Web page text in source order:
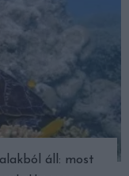
áll: most